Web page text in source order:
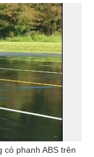
có phanh ABS trên